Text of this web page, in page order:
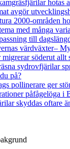
hotas
avgör
2000-områden
med många
till
värdväxter–
söderut allt
sydrovfjärilar
på?
pollinerare ger
påfågelöga i
skyddas oftare